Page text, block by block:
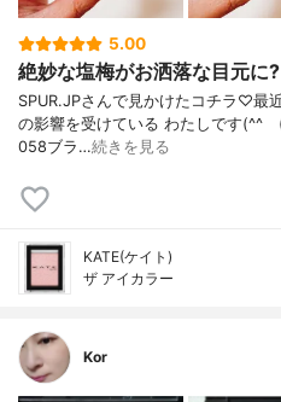
5.00
絶妙な塩梅がお洒落な目元に?
SPUR.JPさんで見かけたコチラ♡最
の影響を受けている わたしです(^^
058ブラ…続きを見る
KATE(ケイト)
ザ アイカラー
Kor